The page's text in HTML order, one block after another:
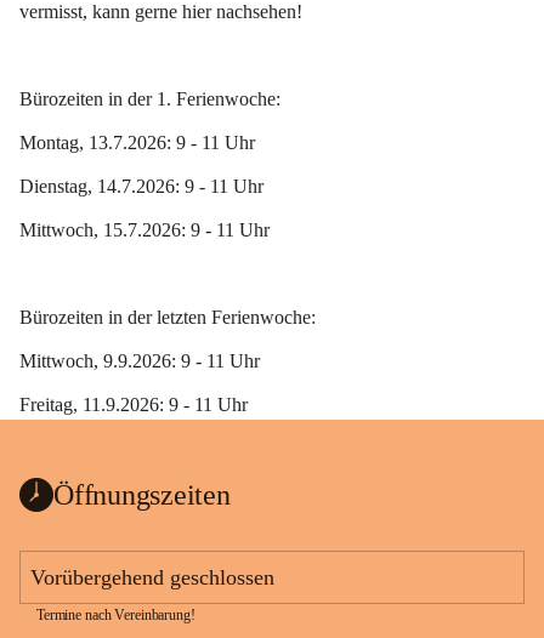
vermisst, kann gerne hier nachsehen!
Bürozeiten in der 1. Ferienwoche:
Montag, 13.7.2026: 9 - 11 Uhr
Dienstag, 14.7.2026: 9 - 11 Uhr
Mittwoch, 15.7.2026: 9 - 11 Uhr
Bürozeiten in der letzten Ferienwoche:
Mittwoch, 9.9.2026: 9 - 11 Uhr
Freitag, 11.9.2026: 9 - 11 Uhr
Öffnungszeiten
Vorübergehend geschlossen
Termine nach Vereinbarung!